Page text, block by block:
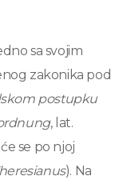
sa svojim
zakonika pod
postupku
, lat.
se po njoj
). Na